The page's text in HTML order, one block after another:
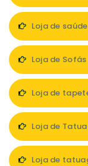
Loja de
Loja de Sofás
Loja de
Loja de
Loja de